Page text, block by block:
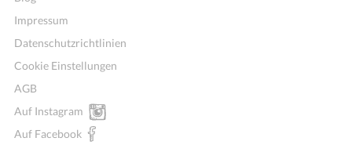
Impressum
Datenschutzrichtlinien
Cookie Einstellungen
AGB
Auf Instagram
Auf Facebook